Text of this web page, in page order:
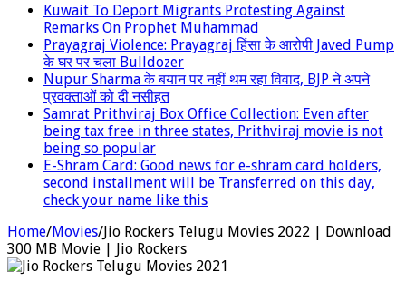
Kuwait To Deport Migrants Protesting Against
Remarks On Prophet Muhammad
Prayagraj Violence: Prayagraj हिंसा के आरोपी Javed Pump
के घर पर चला Bulldozer
Nupur Sharma के बयान पर नहीं थम रहा विवाद, BJP ने अपने
प्रवक्‍ताओं को दी नसीहत
Samrat Prithviraj Box Office Collection: Even after
being tax free in three states, Prithviraj movie is not
being so popular
E-Shram Card: Good news for e-shram card holders,
second installment will be Transferred on this day,
check your name like this
Home/Movies/Jio Rockers Telugu Movies 2022 | Download
300 MB Movie | Jio Rockers